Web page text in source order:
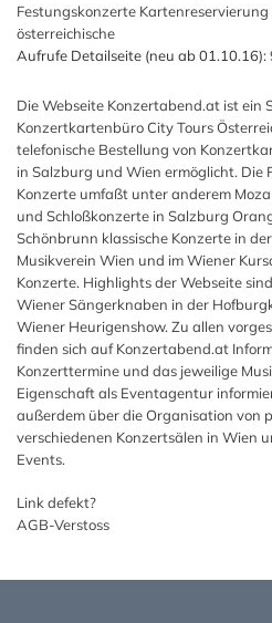
Festungskonzerte Kartenreservierung
österreichische
Aufrufe Detailseite (neu ab 01.10.16):
Die Webseite Konzertabend.at ist ein
Konzertkartenbüro City Tours
telefonische Bestellung von
in Salzburg und Wien ermöglicht. Die
Konzerte umfaßt unter anderem
und Schloßkonzerte in Salzburg
Schönbrunn klassische Konzerte in
Musikverein Wien und im Wiener
Konzerte. Highlights der Webseite
Wiener Sängerknaben in der
Wiener Heurigenshow. Zu allen
finden sich auf Konzertabend.at
Konzerttermine und das jeweilige
Eigenschaft als Eventagentur
außerdem über die Organisation von
verschiedenen Konzertsälen in Wien
Events.
Link defekt?
AGB-Verstoss